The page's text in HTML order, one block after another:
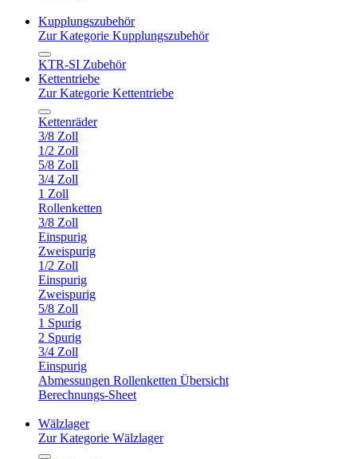
Kupplungszubehör
Zur Kategorie Kupplungszubehör
KTR-SI Zubehör
Kettentriebe
Zur Kategorie Kettentriebe
Kettenräder
3/8 Zoll
1/2 Zoll
5/8 Zoll
3/4 Zoll
1 Zoll
Rollenketten
3/8 Zoll
Einspurig
Zweispurig
1/2 Zoll
Einspurig
Zweispurig
5/8 Zoll
1 Spurig
2 Spurig
3/4 Zoll
Einspurig
Abmessungen Rollenketten Übersicht
Berechnungs-Sheet
Wälzlager
Zur Kategorie Wälzlager